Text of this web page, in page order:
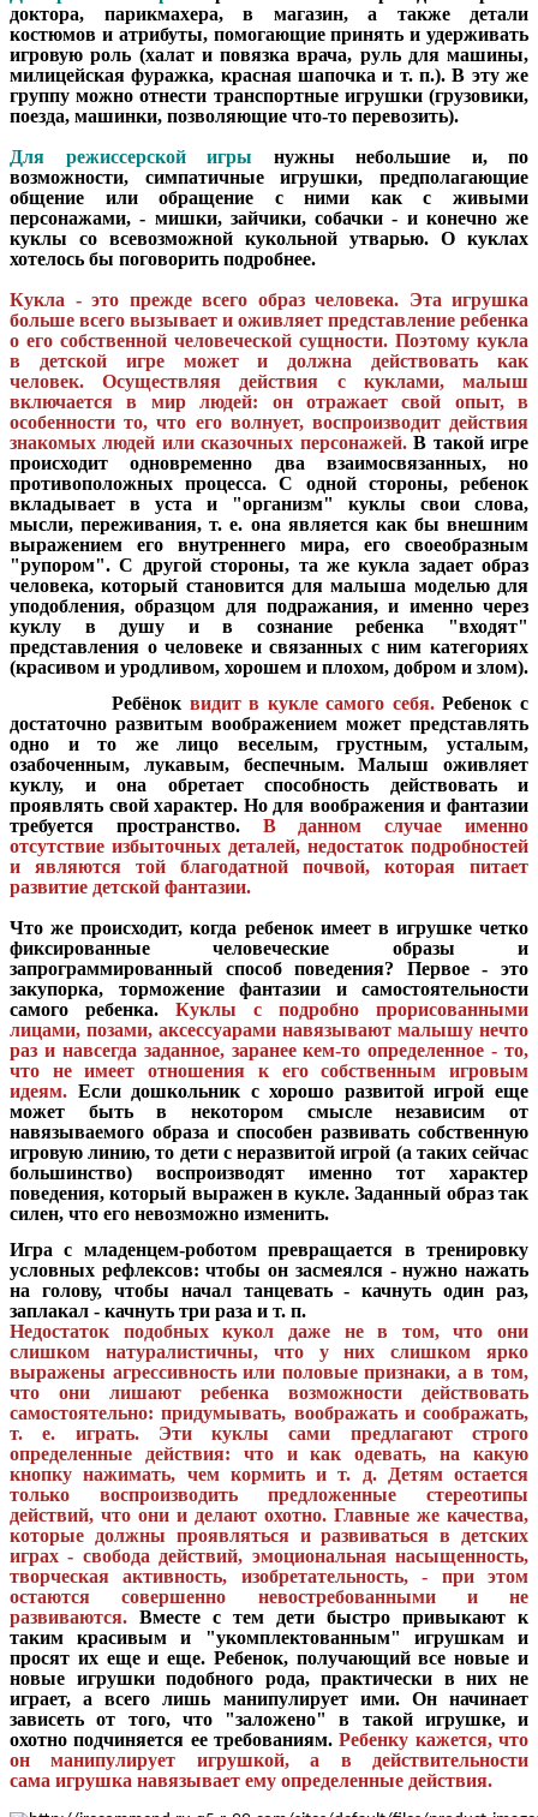
доктора, парикмахера, в магазин, а также детали
костюмов и атрибуты, помогающие принять и удерживать
игровую роль (халат и повязка врача, руль для машины,
милицейская фуражка, красная шапочка и т. п.). В эту же
группу можно отнести транспортные игрушки (грузовики,
поезда, машинки, позволяющие что-то перевозить).
Для режиссерской игры
нужны небольшие и, по
возможности, симпатичные игрушки, предполагающие
общение или обращение с ними как с живыми
персонажами, - мишки, зайчики, собачки - и конечно же
куклы со всевозможной кукольной утварью. О куклах
хотелось бы поговорить подробнее.
Кукла - это прежде всего образ человека. Эта игрушка
больше всего вызывает и оживляет представление ребенка
о его собственной человеческой сущности. Поэтому кукла
в детской игре может и должна действовать как
человек.
Осуществляя действия с куклами, малыш
включается в мир людей: он отражает свой опыт, в
особенности то, что его волнует, воспроизводит действия
знакомых людей или сказочных персонажей.В такой игре
происходит одновременно два взаимосвязанных, но
противоположных процесса. С одной стороны, ребенок
вкладывает в уста и "организм" куклы свои слова,
мысли, переживания, т. е. она является как бы внешним
выражением его внутреннего мира, его своеобразным
"рупором". С другой стороны, та же кукла задает образ
человека, который становится для малыша моделью для
уподобления, образцом для подражания, и именно через
куклу в душу и в сознание ребенка "входят"
представления о человеке и связанных с ним категориях
(красивом и уродливом, хорошем и плохом, добром и злом).
Ребёнок видит в кукле самого себя. Ребенок с
достаточно развитым воображением может представлять
одно и то же лицо веселым, грустным, усталым,
озабоченным, лукавым, беспечным. Малыш оживляет
куклу, и она обретает способность действовать и
проявлять свой характер. Но для воображения и фантазии
требуется пространство. В данном случае
именно
отсутствие избыточных деталей, недостаток подробностей
и являются той благодатной почвой, которая питает
развитие детской фантазии.
Что же происходит, когда ребенок имеет в игрушке четко
фиксированные человеческие образы и
запрограммированный способ поведения? Первое - это
закупорка, торможение фантазии и самостоятельности
самого ребенка. Куклы с подробно прорисованными
лицами, позами, аксессуарами навязывают малышу нечто
раз и навсегда заданное, заранее кем-то определенное - то,
что не имеет отношения к его собственным игровым
идеям. Если дошкольник с хорошо развитой игрой еще
может быть в некотором смысле независим от
навязываемого образа и способен развивать собственную
игровую линию, то дети с неразвитой игрой (а таких сейчас
большинство) воспроизводят именно тот характер
поведения, который выражен в кукле. Заданный образ так
силен, что его невозможно изменить.
Игра с младенцем-роботом превращается в тренировку
условных рефлексов: чтобы он засмеялся - нужно нажать
на голову, чтобы начал танцевать - качнуть один раз,
заплакал - качнуть три раза и т. п.
Недостаток подобных кукол даже не в том, что они
слишком натуралистичны, что у них слишком ярко
выражены агрессивность или половые признаки, а в том,
что
они лишают ребенка возможности действовать
самостоятельно: придумывать, воображать и соображать,
т. е. играть. Эти куклы сами предлагают строго
определенные действия: что и как одевать, на какую
кнопку нажимать, чем кормить и т. д. Детям остается
только воспроизводить предложенные стереотипы
действий, что они и делают охотно. Главные же качества,
которые должны проявляться и развиваться в детских
играх - свобода действий, эмоциональная насыщенность,
творческая активность, изобретательность, - при этом
остаются совершенно невостребованными и не
развиваются. Вместе с тем дети быстро привыкают к
таким красивым и "укомплектованным" игрушкам и
просят их еще и еще. Ребенок, получающий все новые и
новые игрушки подобного рода, практически в них не
играет, а всего лишь манипулирует ими. Он начинает
зависеть от того, что "заложено" в такой игрушке, и
охотно подчиняется ее требованиям. Ребенку кажется, что
он манипулирует игрушкой, а в действительности
сама игрушка навязывает ему определенные действия.